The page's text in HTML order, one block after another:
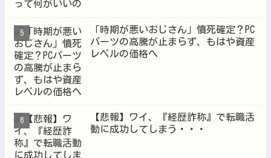
「時期が悪いおじさん」憤死確定？PC
パーツの高騰が止まらず、もはや資産
レベルの価格へ
【悲報】ワイ、『経歴詐称』で転職活
動に成功してしまう・・・